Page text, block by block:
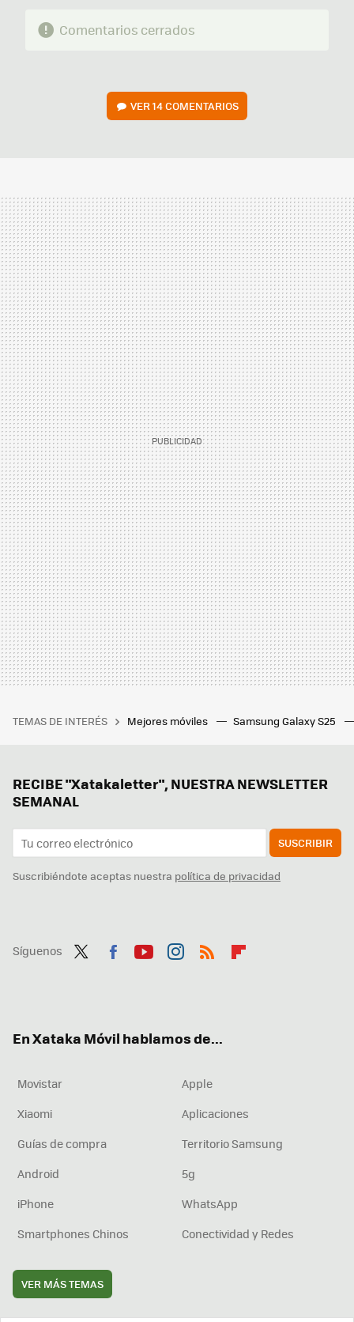
Comentarios cerrados
VER14 COMENTARIOS
TEMAS DE INTERÉS Mejores móviles Samsung Galaxy S25
RECIBE "Xatakaletter", NUESTRA NEWSLETTER
SEMANAL
SUSCRIBIR
Suscribiéndote aceptas nuestra política de privacidad
Síguenos
En Xataka Móvil hablamos de...
Movistar
Apple
Xiaomi
Aplicaciones
Guías de compra
Territorio Samsung
Android
5g
iPhone
WhatsApp
Smartphones Chinos
Conectividad y Redes
VER MÁS TEMAS